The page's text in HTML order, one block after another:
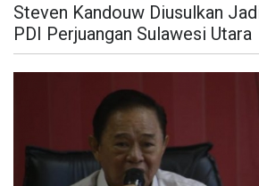
Steven Kandouw Diusulkan
PDI Perjuangan Sulawesi Utara